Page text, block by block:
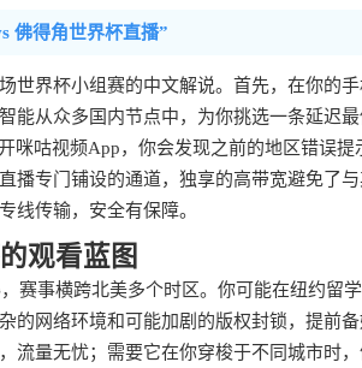
佛得角世界杯直播”
世界杯小组赛的中文解说。首先，在你的
能从众多国内节点中，为你挑选一条延迟
咪咕视频App，你会发现之前的地区错误
播专门铺设的通道，独享的高带宽避免了
线传输，安全有保障。
观看蓝图
赛事横跨北美多个时区。你可能在纽约留
的网络环境和可能加剧的版权封锁，提前
流量无忧；需要它在你穿梭于不同城市时